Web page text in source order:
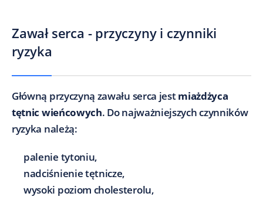
Zawał serca - przyczyny i czynniki
ryzyka
Główną przyczyną zawału serca jestmiażdżyca
tętnic wieńcowych. Do najważniejszych czynników
ryzyka należą:
palenie tytoniu,
nadciśnienie tętnicze,
wysoki poziom cholesterolu,